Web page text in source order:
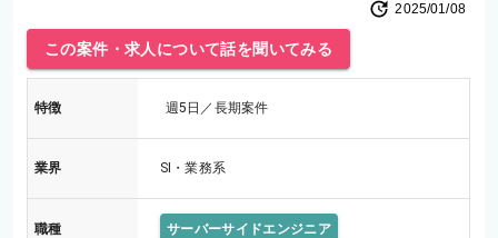
2025/01/08
この案件・求人について話を聞いてみる
特徴 週5日／長期案件
業界 SI・業務系
職種 サーバーサイドエンジニア